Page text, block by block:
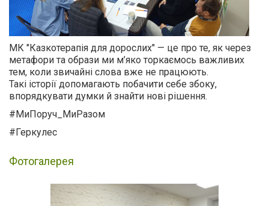
МК "Казкотерапія для дорослих" — це про те, як через
метафори та образи ми м’яко торкаємось важливих
тем, коли звичайні слова вже не працюють.
Такі історії допомагають побачити себе збоку,
впорядкувати думки й знайти нові рішення.
#МиПоруч_МиРазом
#Геркулес
Фотогалерея